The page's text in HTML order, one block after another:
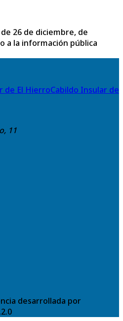
26 de diciembre, de
a la información pública
Cabildo Insular de
11
desarrollada por